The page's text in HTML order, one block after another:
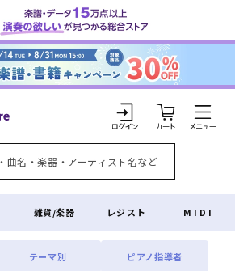
ロ
グ
イ
ン
カ
ー
ト
テーマ別 ピアノ指導者
雑貨/楽器 レジスト MIDI